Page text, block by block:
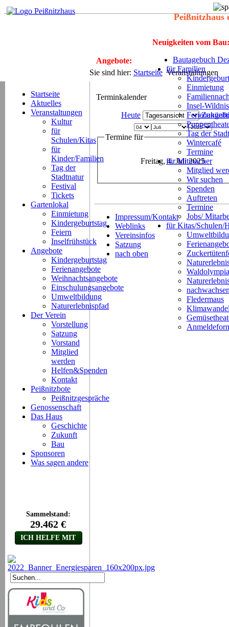
Peißnitzhaus
Neuigkeiten vom Bau:
Bautagebuch
für Familien
Einmietung
Insel-
Tag der
Wintercafé
Termine
für Mitmacher
Mitglied
Wir suchen
Spenden
Auftreten
Termine
Jobs/
für Kitas/Schulen/
Fledermaus
Angebote:
Sie sind hier: Startseite Veranstaltungen
Startseite
Aktuelles
Veranstaltungen
Kultur
für
Schulen/Kitas
für
Kinder/Familien
Tag der
Stadtnatur
Festival
Tickets
Gartenlokal
Einmietung
Kindergeburtstag
Feiern
Inselfrühstück
Angebote
Kindergeburtstag
Ferienangebote
Weihnachtsangebote
Einschulungsangebote
Umweltbildung
Naturerlebnispfad
Der Verein
Vorstellung
Satzung
Vorstand
Mitglied
werden
Helfen&Spenden
Kontakt
Peißnitzbote
Peißnitzgespräche
Genossenschaft
Das Haus
Geschichte
Zukunft
Bau
Sponsoren
Was sagen andere
Terminkalender
Heute
Termine für
Freitag, 4. Juli 2025
Impressum/Kontakt
Weblinks
Vereinsinfos
Satzung
nach oben